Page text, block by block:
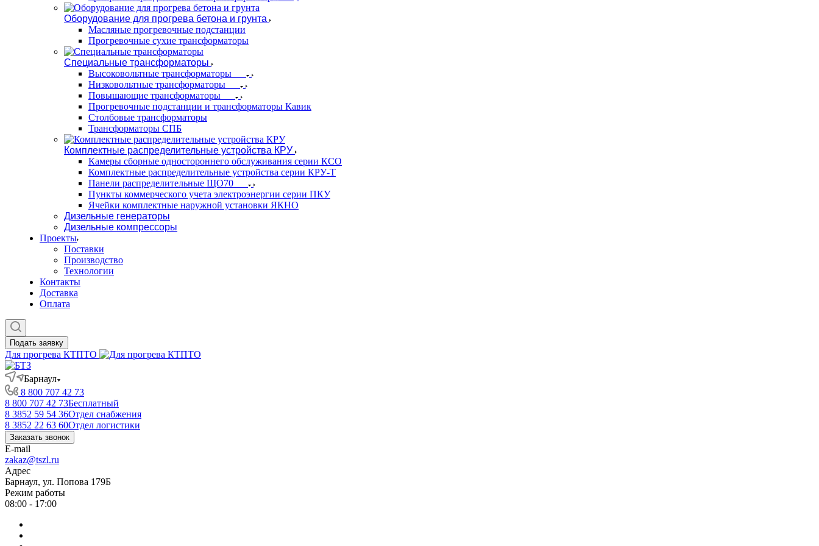
Оборудование для прогрева бетона и грунта
Масляные прогревочные подстанции
Прогревочные сухие трансформаторы
Специальные трансформаторы
Высоковольтные трансформаторы
Низковольтные трансформаторы
Повышающие трансформаторы
Прогревочные подстанции и трансформаторы Кавик
Столбовые трансформаторы
Трансформаторы СПБ
Комплектные распределительные устройства КРУ
Камеры сборные одностороннего обслуживания серии КСО
Комплектные распределительные устройства серии КРУ-Т
Панели распределительные ЩО70
Пункты коммерческого учета электроэнергии серии ПКУ
Ячейки комплектные наружной установки ЯКНО
Дизельные генераторы
Дизельные компрессоры
Проекты
Поставки
Производство
Технологии
Контакты
Доставка
Оплата
Подать заявку
Для прогрева КТПТО
Барнаул
8 800 707 42 73
8 800 707 42 73Бесплатный
8 3852 59 54 36Отдел снабжения
8 3852 22 63 60Отдел логистики
Заказать звонок
E-mail
zakaz@tszl.ru
Адрес
Барнаул, ул. Попова 179Б
Режим работы
08:00 - 17:00